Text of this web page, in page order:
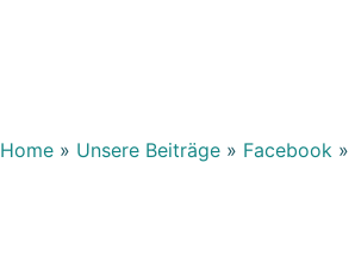
Home » Unsere Beiträge » Facebook »